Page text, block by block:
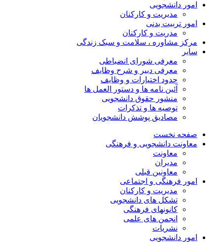
امور دانشجویی
مدیریت و کارکنان
امور تربیت بدنی
مدریت و کارکنان
مرکز مشاوره ، سلامت و سبک زندگی
سایر
معرفی شورای انضباطی
معرفی دبیر و شرح وظایف
حدود اختیارات و وظایف
آئین نامه ها و دستور العمل ها
منشور حقوق دانشجویی
توصیه ها و تذکرات
مصادیق پوشش دانشجویان
صفحه نخست
معاونت دانشجویی و فرهنگی
معاونت
مدیران
معاونین قبلی
امور فرهنگی و اجتماعی
مدیریت و کارکنان
تشکل های دانشجویی
کانونهای فرهنگی
انجمن های علمی
نشریات
امور دانشجویی